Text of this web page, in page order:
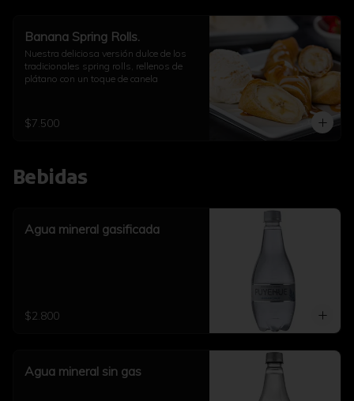
Banana Spring Rolls.
Nuestra deliciosa versión dulce de los
tradicionales spring rolls, rellenos de
plátano con un toque de canela
$7.500
Bebidas
Agua mineral gasificada
$2.800
Agua mineral sin gas